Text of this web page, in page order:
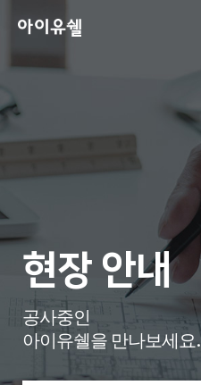
현장 안내
공사중인
아이유쉘을 만나보세요.